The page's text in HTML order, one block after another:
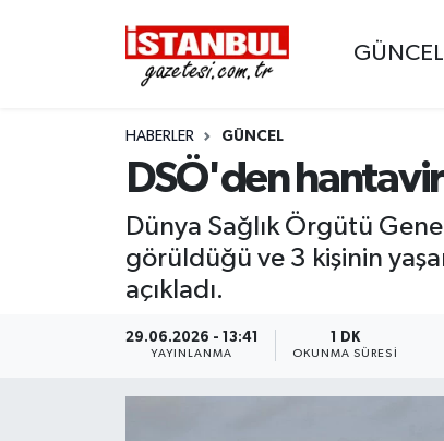
GÜNCEL
HABERLER GÜNCEL
DSÖ'den
Dünya Sağlık Örgütü
görüldüğü ve 3 kişinin
açıkladı.
29.06.2026 - 13:41
YAYINLANMA
1 DK
OKUNMA SÜRESI
EKONOMİ
İSTANBUL
Nöbetçi Eczaneler
Hava Durumu
Trafik Durumu
Süper Lig Puan Durumu ve Fikstür
Tüm Manşetler
Son Dakika Haberleri